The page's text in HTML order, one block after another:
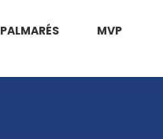
PALMARÉS MVP